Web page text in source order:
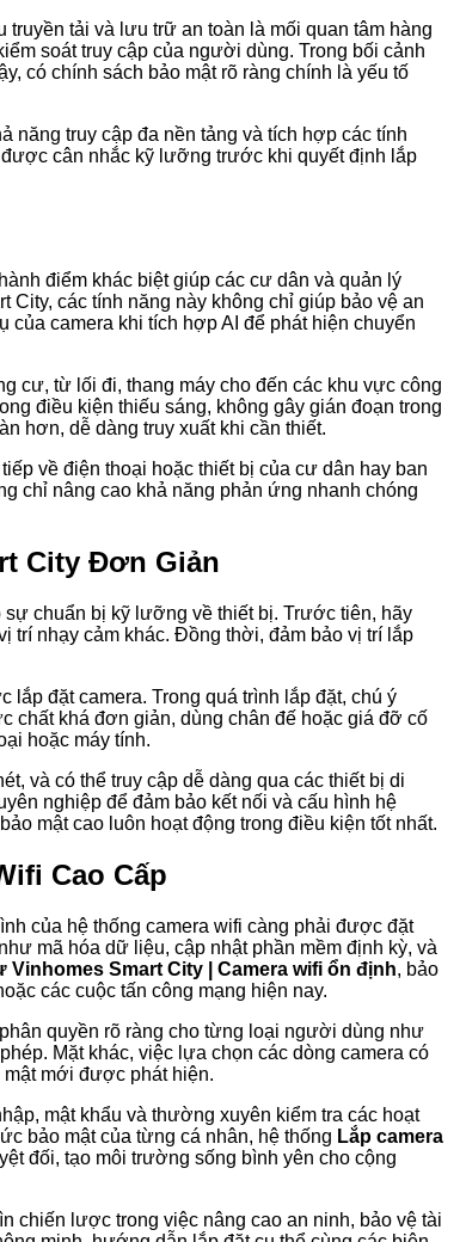
tải và lưu trữ an toàn là mối quan tâm hàng
soát truy cập của người dùng. Trong bối cảnh
có chính sách bảo mật rõ ràng chính là yếu tố
năng truy cập đa nền tảng và tích hợp các tính
cân nhắc kỹ lưỡng trước khi quyết định lắp
điểm khác biệt giúp các cư dân và quản lý
các tính năng này không chỉ giúp bảo vệ an
camera khi tích hợp AI để phát hiện chuyển
cư, từ lối đi, thang máy cho đến các khu vực công
điều kiện thiếu sáng, không gây gián đoạn trong
hơn, dễ dàng truy xuất khi cần thiết.
về điện thoại hoặc thiết bị của cư dân hay ban
chỉ nâng cao khả năng phản ứng nhanh chóng
City Đơn Giản
chuẩn bị kỹ lưỡng về thiết bị. Trước tiên, hãy
trí nhạy cảm khác. Đồng thời, đảm bảo vị trí lắp
lắp đặt camera. Trong quá trình lắp đặt, chú ý
chất khá đơn giản, dùng chân đế hoặc giá đỡ cố
hoặc máy tính.
và có thể truy cập dễ dàng qua các thiết bị di
nghiệp để đảm bảo kết nối và cấu hình hệ
mật cao luôn hoạt động trong điều kiện tốt nhất.
Cao Cấp
của hệ thống camera wifi càng phải được đặt
mã hóa dữ liệu, cập nhật phần mềm định kỳ, và
Vinhomes Smart City | Camera wifi ổn định, bảo
các cuộc tấn công mạng hiện nay.
quyền rõ ràng cho từng loại người dùng như
Mặt khác, việc lựa chọn các dòng camera có
mật mới được phát hiện.
mật khẩu và thường xuyên kiểm tra các hoạt
bảo mật của từng cá nhân, hệ thống Lắp camera
đối, tạo môi trường sống bình yên cho cộng
chiến lược trong việc nâng cao an ninh, bảo vệ tài